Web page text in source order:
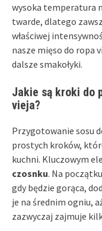
wysoka temperatura
twarde, dlatego
właściwej
nasze mięso do ropa
dalsze smakołyki.
Jakie są kroki do
vieja?
Przygotowanie sosu
prostych kroków,
kuchni. Kluczowym
czosnku. Na
gdy będzie gorąca,
je na średnim ogniu,
zazwyczaj zajmuje